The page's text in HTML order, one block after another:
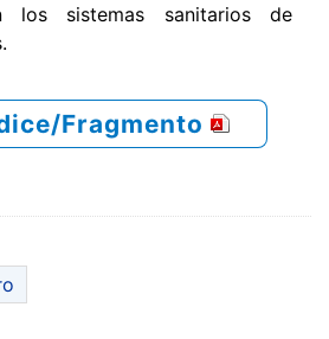
sistemas sanitarios de
Fragmento